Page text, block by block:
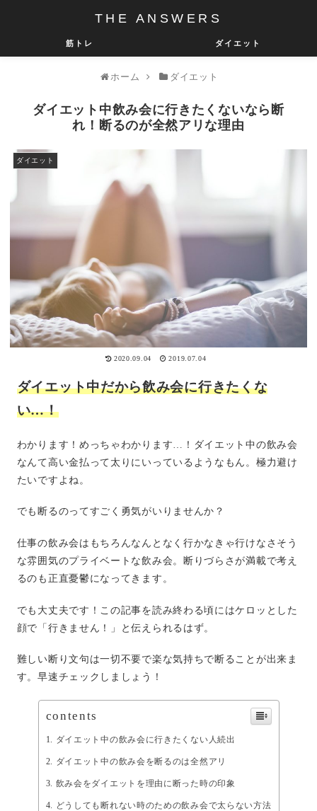
THE ANSWERS
筋トレ ダイエット
ホーム ダイエット
ダイエット中飲み会に行きたくないなら断
れ！断るのが全然アリな理由
ダイエット
2020.09.04 2019.07.04
ダイエット中だから飲み会に行きたくな
い…！
わかります！めっちゃわかります…！ダイエット中の飲み会
なんて高い金払って太りにいっているようなもん。極力避け
たいですよね。
でも断るのってすごく勇気がいりませんか？
仕事の飲み会はもちろんなんとなく行かなきゃ行けなさそう
な雰囲気のプライベートな飲み会。断りづらさが満載で考え
るのも正直憂鬱になってきます。
でも大丈夫です！この記事を読み終わる頃にはケロッとした
顔で「行きません！」と伝えられるはず。
難しい断り文句は一切不要で楽な気持ちで断ることが出来ま
す。早速チェックしましょう！
contents
ダイエット中の飲み会に行きたくない人続出
ダイエット中の飲み会を断るのは全然アリ
飲み会をダイエットを理由に断った時の印象
どうしても断れない時のための飲み会で太らない方法